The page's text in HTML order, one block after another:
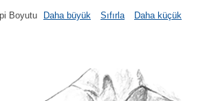
Boyutu Daha büyük Sıfırla Daha küçük